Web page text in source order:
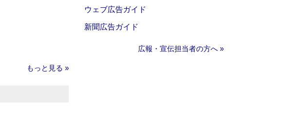
もっと見る »
ウェブ広告ガイド
新聞広告ガイド
広報・宣伝担当者の方へ »